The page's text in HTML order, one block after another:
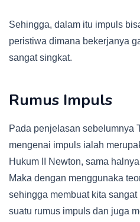
Sehingga, dalam itu impuls
peristiwa dimana bekerjanya
sangat singkat.
Rumus Impuls
Pada penjelasan sebelumnya
mengenai impuls ialah
Hukum II Newton, sama
Maka dengan menggunaka
sehingga membuat kita
suatu rumus impuls dan juga